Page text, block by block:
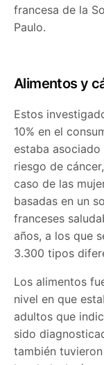
francesa de la
Paulo.
Alimentos y
Estos
10% en el
estaba asociado
riesgo de
caso de las
basadas en un
franceses
años, a los que
3.300 tipos
Los alimentos
nivel en que
adultos que
sido
también